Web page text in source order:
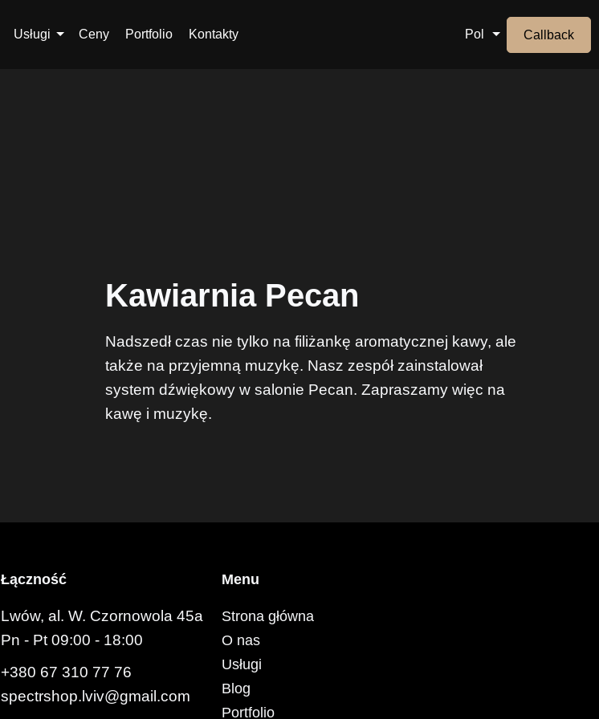
Usługi Ceny Portfolio Kontakty Pol Callback
Kawiarnia Pecan
Nadszedł czas nie tylko na filiżankę aromatycznej kawy, ale
także na przyjemną muzykę. Nasz zespół zainstalował
system dźwiękowy w salonie Pecan. Zapraszamy więc na
kawę i muzykę.
Łączność
Lwów, al. W. Czornowola 45a
Pn - Pt 09:00 - 18:00
+380 67 310 77 76
spectrshop.lviv@gmail.com
Menu
Strona główna
O nas
Usługi
Blog
Portfolio